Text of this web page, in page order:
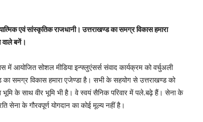
एवं सांस्कृतिक राजधानी। उत्तराखण्ड का समग्र विकास हमारा
वाले बनें।
में आयोजित सोशल मीडिया इन्फ्लुएंसर्स संवाद कार्यक्रम को वर्चुअली
का समग्र विकास हमारा एजेण्डा है। सभी के सहयोग से उत्तराखण्ड को
भूमि के साथ वीर भूमि भी है। वे स्वयं सैनिक परिवार में पले.बढ़े हैं। सेना के
सेना के गौरवपूर्ण योगदान का कोई मूल्य नहीं है।